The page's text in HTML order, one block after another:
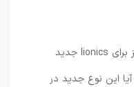
ماه گذشته ، نسخه ورزشی خط N نیز برای Iionics جدید
نوع جدید در